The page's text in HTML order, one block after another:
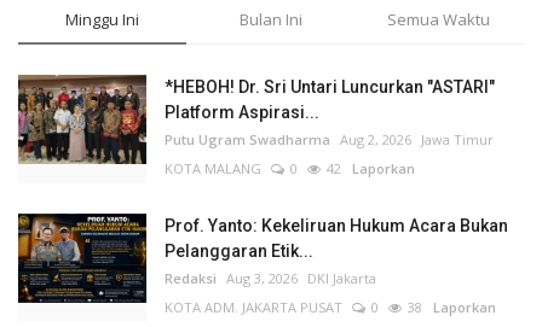
Minggu Ini Bulan Ini Semua Waktu
*HEBOH! Dr. Sri Untari Luncurkan "ASTARI"
Platform Aspirasi...
Putu Ugram Swadharma Aug 2, 2026 Jawa Timur
KOTA MALANG
0 42 Laporkan
Prof. Yanto: Kekeliruan Hukum Acara Bukan
Pelanggaran Etik...
Redaksi Aug 3, 2026 DKI Jakarta
KOTA ADM. JAKARTA PUSAT
0 38 Laporkan